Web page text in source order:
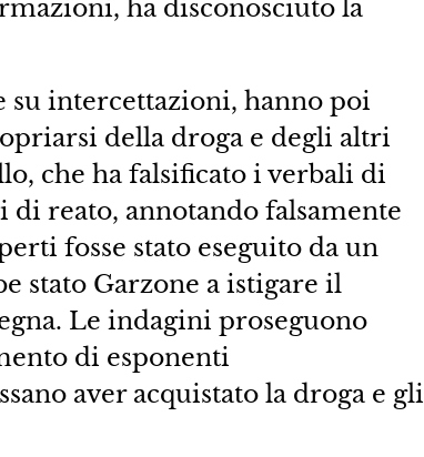
ha disconosciuto la
su intercettazioni, hanno poi
della droga e degli altri
che ha falsificato i verbali di
di reato, annotando falsamente
fosse stato eseguito da un
stato Garzone a istigare il
Le indagini proseguono
di esponenti
aver acquistato la droga e gli